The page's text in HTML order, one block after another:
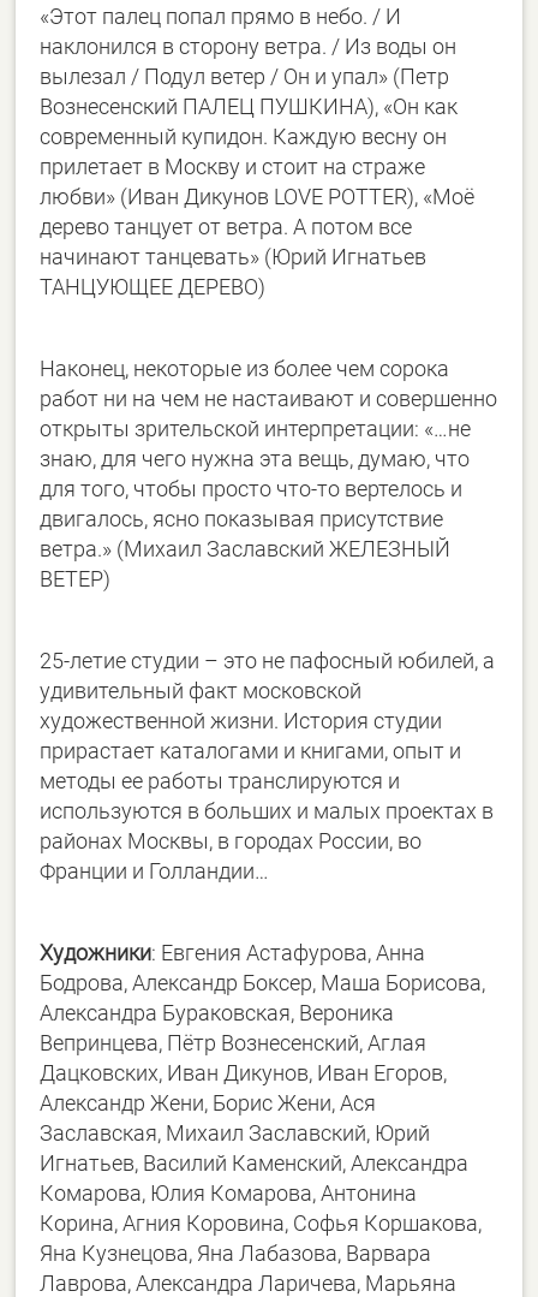
«Этот палец попал прямо в небо. / И
наклонился в сторону ветра. / Из воды он
вылезал / Подул ветер / Он и упал» (Петр
Вознесенский ПАЛЕЦ ПУШКИНА), «Он как
современный купидон. Каждую весну он
прилетает в Москву и стоит на страже
любви» (Иван Дикунов LOVE POTTER), «Моё
дерево танцует от ветра. А потом все
начинают танцевать» (Юрий Игнатьев
ТАНЦУЮЩЕЕ ДЕРЕВО)
Наконец, некоторые из более чем сорока
работ ни на чем не настаивают и совершенно
открыты зрительской интерпретации: «…не
знаю, для чего нужна эта вещь, думаю, что
для того, чтобы просто что-то вертелось и
двигалось, ясно показывая присутствие
ветра.» (Михаил Заславский ЖЕЛЕЗНЫЙ
ВЕТЕР)
25-летие студии – это не пафосный юбилей, а
удивительный факт московской
художественной жизни. История студии
прирастает каталогами и книгами, опыт и
методы ее работы транслируются и
используются в больших и малых проектах в
районах Москвы, в городах России, во
Франции и Голландии…
Художники: Евгения Астафурова, Анна
Бодрова, Александр Боксер, Маша Борисова,
Александра Бураковская, Вероника
Вепринцева, Пётр Вознесенский, Аглая
Дацковских, Иван Дикунов, Иван Егоров,
Александр Жени, Борис Жени, Ася
Заславская, Михаил Заславский, Юрий
Игнатьев, Василий Каменский, Александра
Комарова, Юлия Комарова, Антонина
Корина, Агния Коровина, Софья Коршакова,
Яна Кузнецова, Яна Лабазова, Варвара
Лаврова, Александра Ларичева, Марьяна